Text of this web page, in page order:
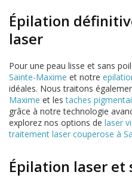
Épilation
laser
Pour une peau lisse et sans
Sainte-Maxime et notre
idéales. Nous traitons
Maxime et lestaches
grâce à notre technologie
explorez nos options de laser
traitement laser couperose à
Épilation laser et